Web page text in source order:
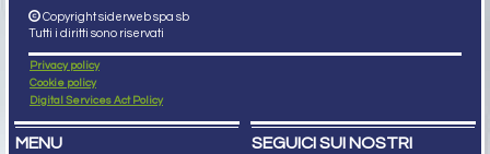
Copyright siderweb spa sb
Tutti i diritti sono riservati
Privacy policy
Cookie policy
Digital Services Act Policy
MENU
SEGUICI SUI NOSTRI